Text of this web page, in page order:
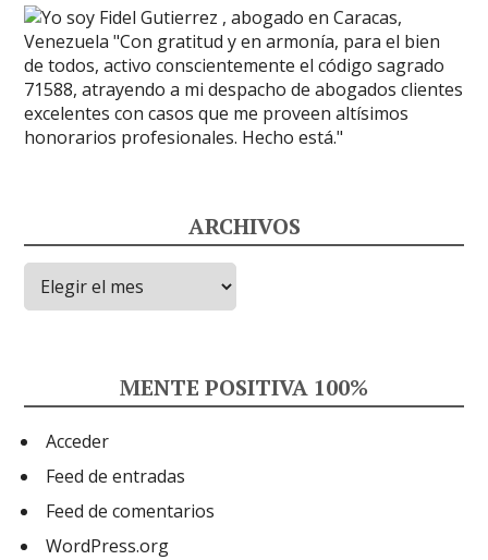
ARCHIVOS
Archivos
MENTE POSITIVA 100%
Acceder
Feed de entradas
Feed de comentarios
WordPress.org